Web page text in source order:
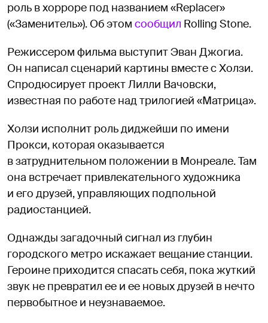
роль в хорроре под названием «Replacer»
(«Заменитель»). Об этом сообщил Rolling Stone.
Режиссером фильма выступит Эван Джогиа.
Он написал сценарий картины вместе с Холзи.
Спродюсирует проект Лилли Вачовски,
известная по работе над трилогией «Матрица».
Холзи исполнит роль диджейши по имени
Прокси, которая оказывается
в затруднительном положении в Монреале. Там
она встречает привлекательного художника
и его друзей, управляющих подпольной
радиостанцией.
Однажды загадочный сигнал из глубин
городского метро искажает вещание станции.
Героине приходится спасать себя, пока жуткий
звук не превратил ее и ее новых друзей в нечто
первобытное и неузнаваемое.